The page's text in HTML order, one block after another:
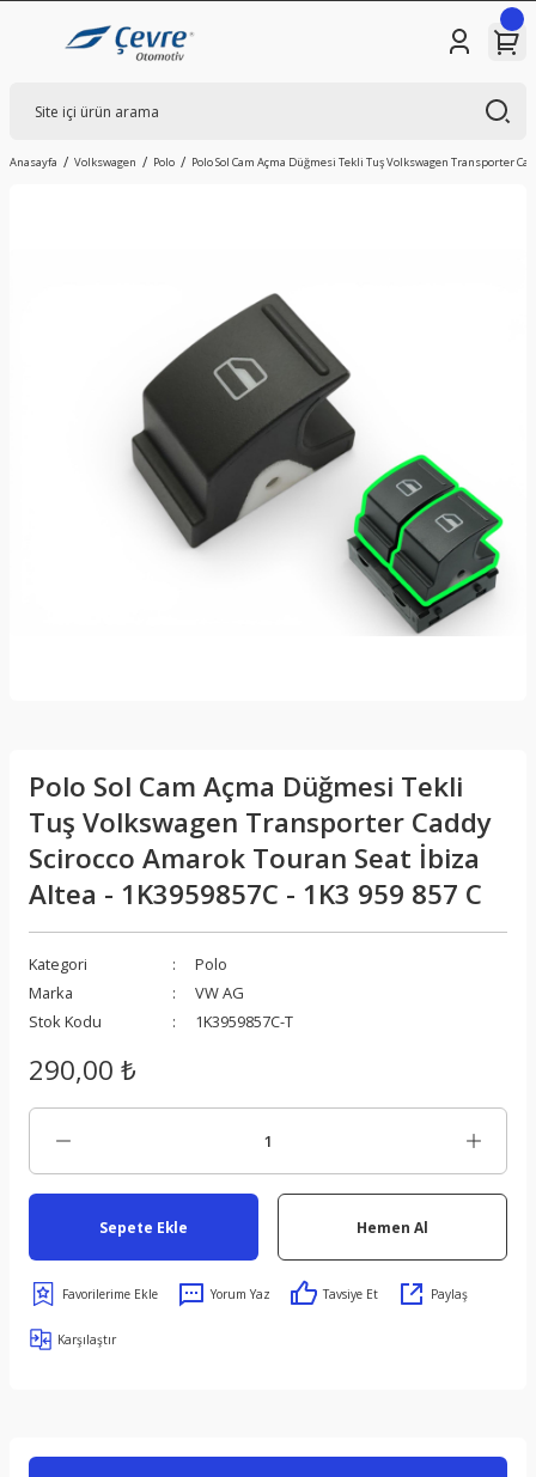
Anasayfa Volkswagen Polo Polo Sol Cam Açma Düğmesi Tekli Tuş Volkswagen Transporter
Polo Sol Cam Açma Düğmesi Tekli
Tuş Volkswagen Transporter Caddy
Scirocco Amarok Touran Seat İbiza
Altea - 1K3959857C - 1K3 959 857 C
Kategori
Polo
Marka
VW AG
Stok Kodu
1K3959857C-T
290,00 ₺
Sepete Ekle Hemen Al
Yorum Yaz Tavsiye Et Paylaş
Karşılaştır